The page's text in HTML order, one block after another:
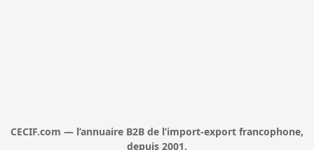
CECIF.com — l’annuaire B2B de l’import-export francophone,
depuis 2001.